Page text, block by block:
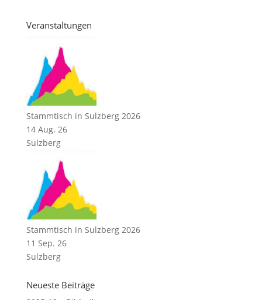
Veranstaltungen
Stammtisch in Sulzberg 2026
14 Aug. 26
Sulzberg
Stammtisch in Sulzberg 2026
11 Sep. 26
Sulzberg
Neueste Beiträge